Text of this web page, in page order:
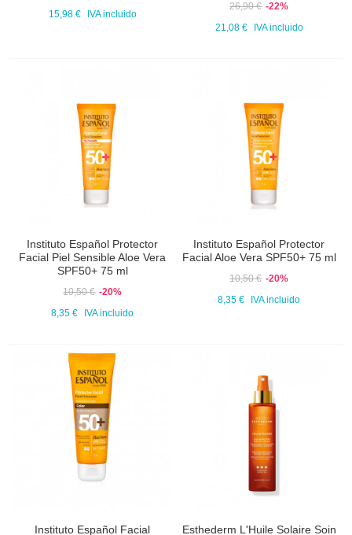
15,98 €
IVA incluido
26,90 € -22%
21,08 €
IVA incluido
Instituto Español Protector
Facial Piel Sensible Aloe Vera
SPF50+ 75 ml
10,50 € -20%
8,35 €
IVA incluido
Instituto Español Protector
Facial Aloe Vera SPF50+ 75 ml
10,50 € -20%
8,35 €
IVA incluido
Instituto Español Facial
Esthederm L'Huile Solaire Soin